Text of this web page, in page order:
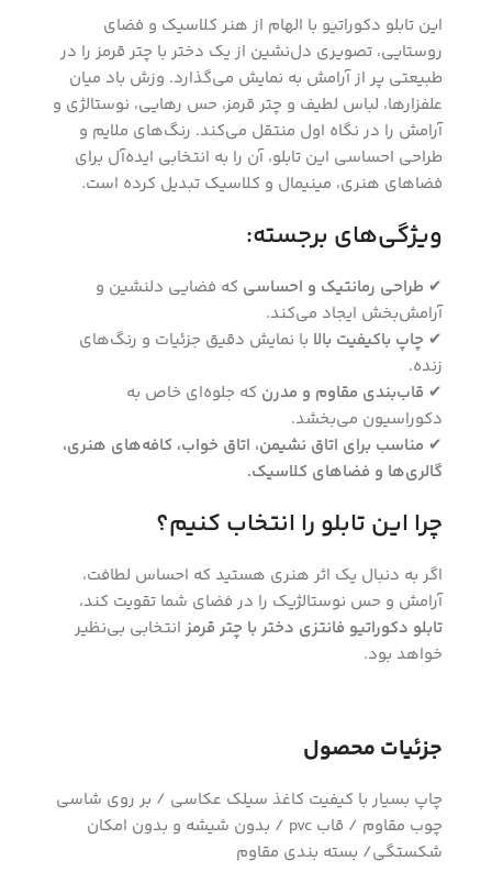
این تابلو دکوراتیو با الهام از هنر کلاسیک و فضای
روستایی، تصویری دل‌نشین از یک دختر با چتر قرمز را در
طبیعتی پر از آرامش به نمایش می‌گذارد. وزش باد میان
علفزارها، لباس لطیف و چتر قرمز، حس رهایی، نوستالژی و
آرامش را در نگاه اول منتقل می‌کند. رنگ‌های ملایم و
طراحی احساسی این تابلو، آن را به انتخابی ایده‌آل برای
فضاهای هنری، مینیمال و کلاسیک تبدیل کرده است.
ویژگی‌های برجسته:
✔ طراحی رمانتیک و احساسی که فضایی دلنشین و
آرامش‌بخش ایجاد می‌کند.
✔ چاپ باکیفیت بالا با نمایش دقیق جزئیات و رنگ‌های
زنده.
✔ قاب‌بندی مقاوم و مدرن که جلوه‌ای خاص به
دکوراسیون می‌بخشد.
✔ مناسب برای اتاق نشیمن، اتاق خواب، کافه‌های هنری،
گالری‌ها و فضاهای کلاسیک.
چرا این تابلو را انتخاب کنیم؟
اگر به دنبال یک اثر هنری هستید که احساس لطافت،
آرامش و حس نوستالژیک را در فضای شما تقویت کند،
تابلو دکوراتیو فانتزی دختر با چتر قرمز انتخابی بی‌نظیر
خواهد بود.
جزئیات محصول
چاپ بسیار با کیفیت کاغذ سیلک عکاسی / بر روی شاسی
چوب مقاوم / قاب pvc / بدون شیشه و بدون امکان
شکستگی/ بسته بندی مقاوم